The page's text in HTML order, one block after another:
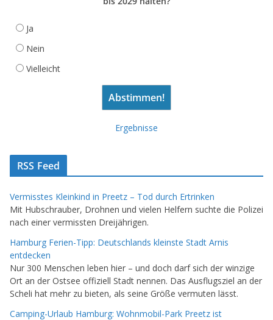
Ja
Nein
Vielleicht
Ergebnisse
RSS Feed
Vermisstes Kleinkind in Preetz – Tod durch Ertrinken
Mit Hubschrauber, Drohnen und vielen Helfern suchte die Polizei
nach einer vermissten Dreijährigen.
Hamburg Ferien-Tipp: Deutschlands kleinste Stadt Arnis
entdecken
Nur 300 Menschen leben hier – und doch darf sich der winzige
Ort an der Ostsee offiziell Stadt nennen. Das Ausflugsziel an der
Scheli hat mehr zu bieten, als seine Größe vermuten lässt.
Camping-Urlaub Hamburg: Wohnmobil-Park Preetz ist